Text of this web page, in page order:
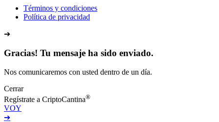
Términos y condiciones
Política de privacidad
➔
Gracias! Tu mensaje ha sido enviado.
Nos comunicaremos con usted dentro de un día.
Cerrar
Regístrate a CriptoCantina®
VOY
➔